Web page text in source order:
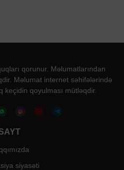
qorunur. Məlumatlarından
Məlumat internet səhifələrində
keçidin qoyulması mütləqdir.
siyasəti